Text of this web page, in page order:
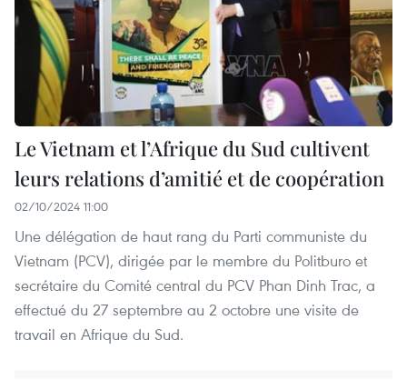
Le Vietnam et l’Afrique du Sud cultivent
leurs relations d’amitié et de coopération
02/10/2024 11:00
Une délégation de haut rang du Parti communiste du
Vietnam (PCV), dirigée par le membre du Politburo et
secrétaire du Comité central du PCV Phan Dinh Trac, a
effectué du 27 septembre au 2 octobre une visite de
travail en Afrique du Sud.